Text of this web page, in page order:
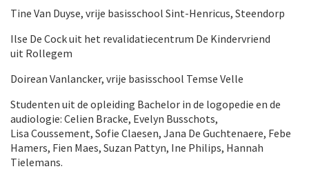
Tine Van Duyse, vrije basisschool Sint-Henricus, Steendorp
Ilse De Cock uit het revalidatiecentrum De Kindervriend
uit Rollegem
Doirean Vanlancker, vrije basisschool Temse Velle
Studenten uit de opleiding Bachelor in de logopedie en de
audiologie: Celien Bracke, Evelyn Busschots,
Lisa Coussement, Sofie Claesen, Jana De Guchtenaere, Febe
Hamers, Fien Maes, Suzan Pattyn, Ine Philips, Hannah
Tielemans.